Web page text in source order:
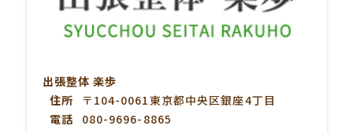
出張整体 楽歩
住所
〒104-0061東京都中央区銀座4丁目
電話
080-9696-8865